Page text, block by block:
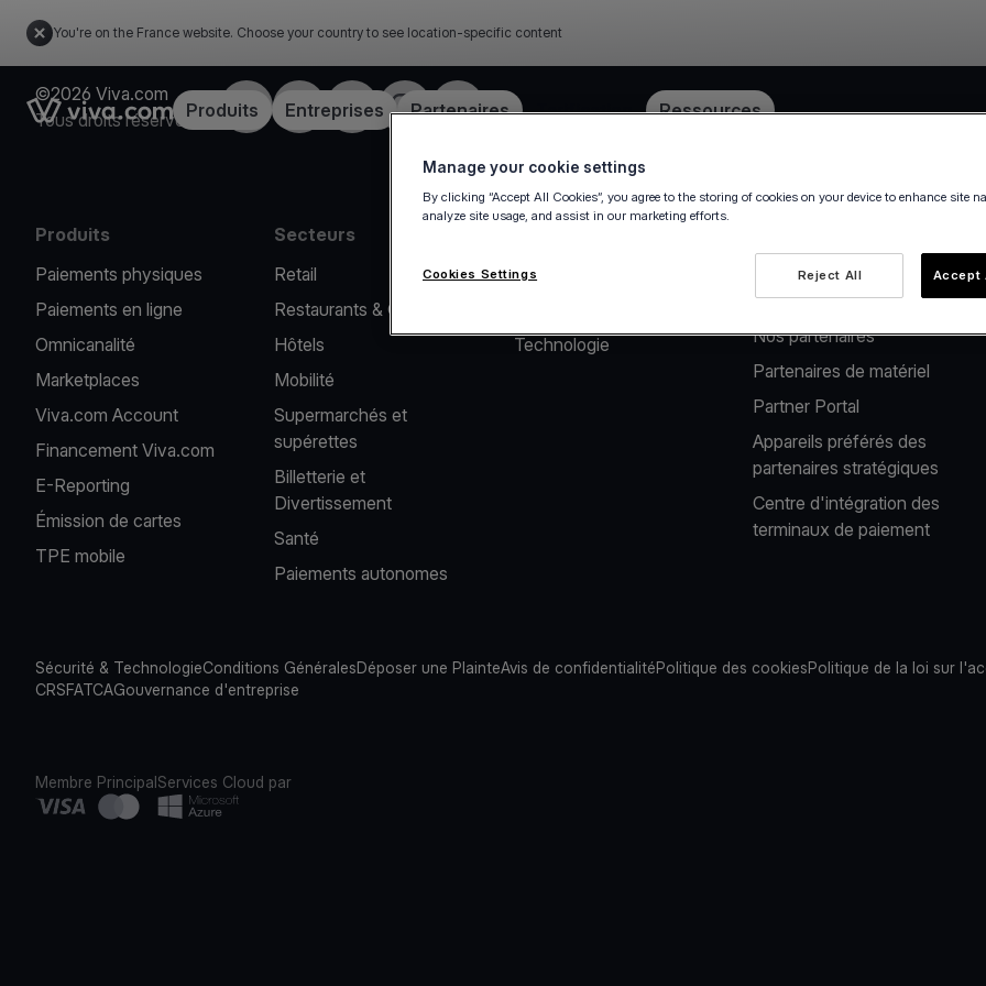
You're on the France website. Choose your country to see location-specific content
Link to the homepageProduits Entreprises Partenaires Tarification Ressources
©2026 Viva.com
Tous droits réservés
Facebook
X LinkedInInstagramYouTube
Produits
Paiements physiques
Paiements en ligne
Omnicanalité
Marketplaces
Viva.com Account
Financement Viva.com
E-Reporting
Émission de cartes
TPE mobile
Secteurs
Retail
Restaurants & Cafés
Hôtels
Mobilité
Supermarchés et
supérettes
Billetterie et
Divertissement
Santé
Paiements autonomes
Notre société
Technologie
partenaires
Solutions pour éditeurs​
Nos partenaires​
Partenaires de matériel
Partner Portal
Appareils préférés des
partenaires stratégiques
Centre d'intégration des
terminaux de paiement
Sécurité & TechnologieConditions GénéralesDéposer une PlainteAvis de confidentialitéPolitique des cookiesPolitique de la loi sur
CRSFATCAGouvernance d'entreprise
Membre PrincipalServices Cloud par
Manage your cookie settings
By clicking “Accept All Cookies”, you agree to the storing of cookies on your device to enhance site
analyze site usage, and assist in our marketing efforts.
Reject All Accept
Cookies Settings